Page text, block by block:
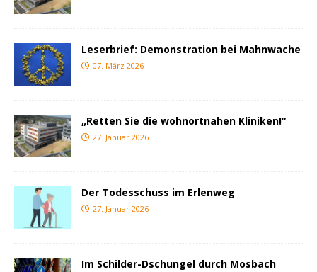
Leserbrief: Demonstration bei Mahnwache
07. März 2026
„Retten Sie die wohnortnahen Kliniken!“
27. Januar 2026
Der Todesschuss im Erlenweg
27. Januar 2026
Im Schilder-Dschungel durch Mosbach